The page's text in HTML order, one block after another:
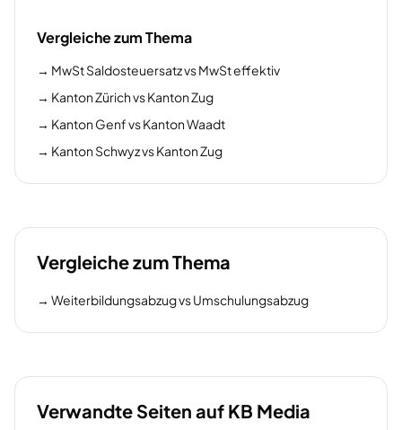
Vergleiche zum Thema
→ MwSt Saldosteuersatz vs MwSt effektiv
→ Kanton Zürich vs Kanton Zug
→ Kanton Genf vs Kanton Waadt
→ Kanton Schwyz vs Kanton Zug
Vergleiche zum Thema
→ Weiterbildungsabzug vs Umschulungsabzug
Verwandte Seiten auf KB Media